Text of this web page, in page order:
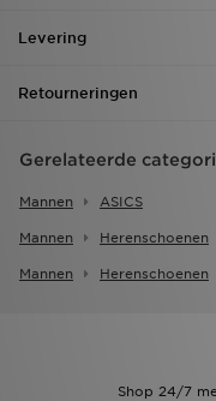
Levering
Retourneringen
Gerelateerde
Mannen ASICS
Mannen Herenschoenen
Mannen Herenschoenen
Shop 24/7